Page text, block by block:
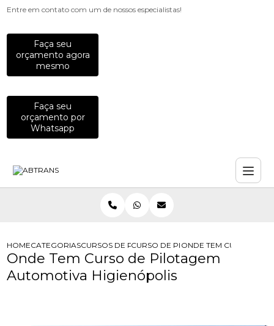
Entre em contato com um de nossos especialistas!
Faça seu
orçamento agora
mesmo
Faça seu
orçamento por
Whatsapp
HOMECATEGORIASCURSOS DE PILOTAGEMCURSO DE PILOTAGEM AUTOMOTIVA
ONDE TEM CURSO DE
Onde Tem Curso de Pilotagem
Automotiva Higienópolis